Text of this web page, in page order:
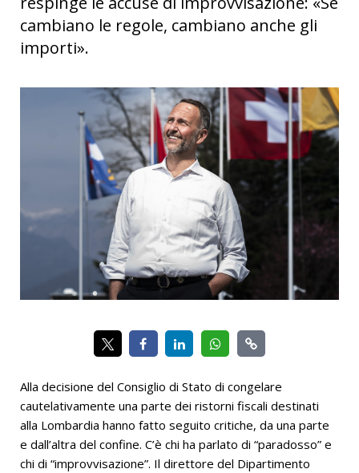
cambiano le regole, cambiano anche gli
importi».
Alla decisione del Consiglio di Stato di congelare
cautelativamente una parte dei ristorni fiscali destinati
alla Lombardia hanno fatto seguito critiche, da una parte
e dall’altra del confine. C’è chi ha parlato di “paradosso” e
chi di “improvvisazione”. Il direttore del Dipartimento